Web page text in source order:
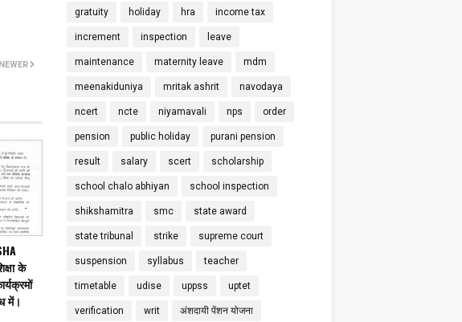
NEWER
के
में।
gratuity holiday hra income tax
increment inspection leave
maintenance maternity leave mdm
meenakiduniya mritak ashrit navodaya
ncert ncte niyamavali nps order
pension public holiday purani pension
result salary scert scholarship
school chalo abhiyan school inspection
shikshamitra smc state award
state tribunal strike supreme court
suspension syllabus teacher
timetable udise uppss uptet
verification writ अंशदायी पेंशन योजना